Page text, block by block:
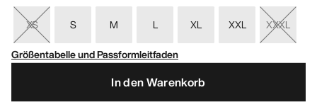
XS S M L XL XXL
XXXL
Größentabelle und Passformleitfaden
In den Warenkorb